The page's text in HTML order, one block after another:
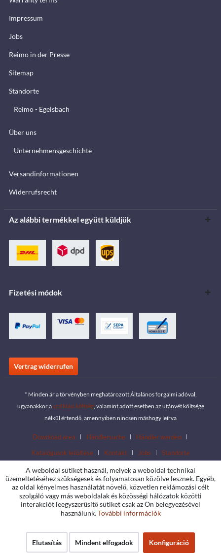
Impressum
Jobs
Reimo in der Presse
Sitemap
Standorte
Reimo - Egelsbach
Über uns
Unternehmensgeschichte
Versandinformationen
Widerrufsrecht
Az alábbi termékkel együtt küldjük
Fizetési módok
Vertrag widerrufen
* Minden ár a törvényben meghatározott Általános forgalmi adóval,
ugyanakkor aszállítási költség, valamint adott esetben az utánvét költsége
nélkül értendő, amennyiben nincsen máshogy leírva
Download area Händlersuche
Händler werden
Katalógusok letöltése
Kontakt Jobs Standorte
A weboldal sütiket használ, melyek a weboldal technikai
üzemeltetéséhez szükségesek és folyamatosan közölve lesznek. Egyéb,
az oldal kényelmes használatát növelő, közvetlen reklámozási célt
szolgáló vagy más weboldalak és közösségi hálózatok közötti
interakciót leegyszerűsítő sütiket csak az Ön belegyezésével
használunk.További információk
Elutasítás Mindent elfogadok Konfiguráció